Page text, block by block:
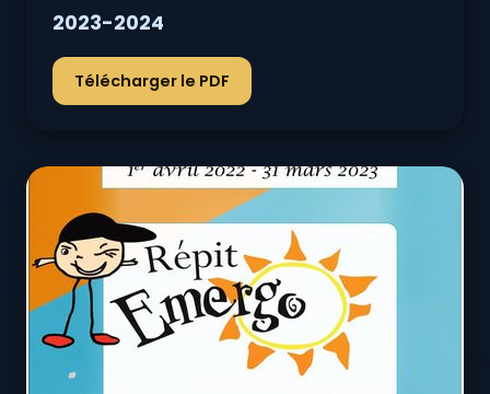
2023-2024
Télécharger le PDF